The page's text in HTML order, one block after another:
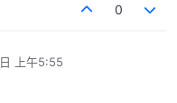
0
上午5:55